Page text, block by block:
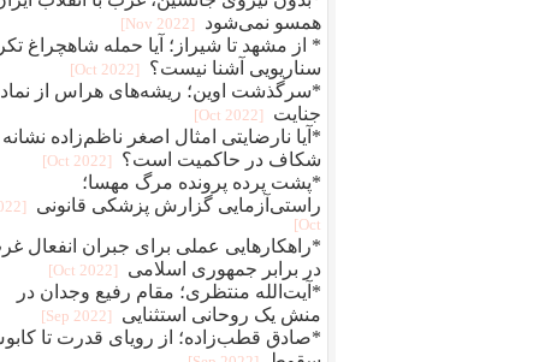
همسو نمی‌شود
[2022 Nov]
* از مشهد تا شیراز؛ آیا حمله شاهچراغ
سناریویی آشنا نیست؟
[2022 Oct]
*سرگذشت اوین؛ ریشه‌های هراس از نماد
جنایت
[2022 Oct]
*آیا نارضایتی امثال اصغر ناظم‌زاده نشانه
شکاف در حاکمیت است؟
[2022 Oct]
*پشت پرده پرونده مرگ مهسا؛
راستی‌آزمایی گزارش پزشکی قانونی
Oct]
*راهکارهایی عملی برای جبران انفعال
در برابر جمهوری اسلامی
[2022 Oct]
*آیت‌الله منتظری؛ مقام رفیع وجدان در
منش یک روحانی استثنایی
[2022 Sep]
*صادق قطب‌زاده؛ از رویای قدرت تا